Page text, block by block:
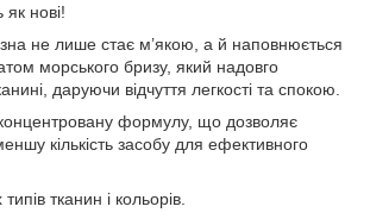
нові!
не лише стає м’якою, а й наповнюється
морського бризу, який надовго
даруючи відчуття легкості та спокою.
формулу, що дозволяє
кількість засобу для ефективного
тканин і кольорів.